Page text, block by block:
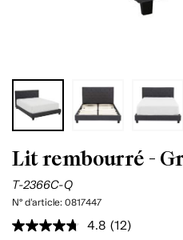
Lit rembourré -
T-2366C-Q
N° d'article: 0817447
4.8 Lire
(12)